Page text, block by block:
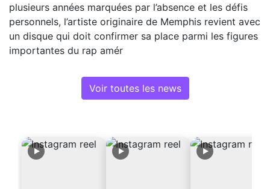
plusieurs années marquées par l’absence et les défis
personnels, l’artiste originaire de Memphis revient avec
un disque qui doit confirmer sa place parmi les figures
importantes du rap amér
Voir toutes les news